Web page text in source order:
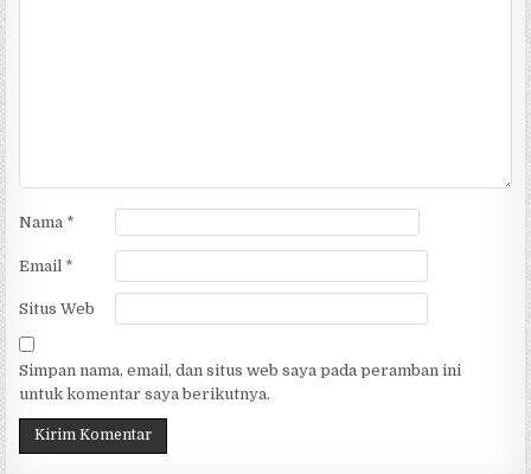
Nama *
Email *
Situs Web
Simpan nama, email, dan situs web saya pada peramban ini
untuk komentar saya berikutnya.